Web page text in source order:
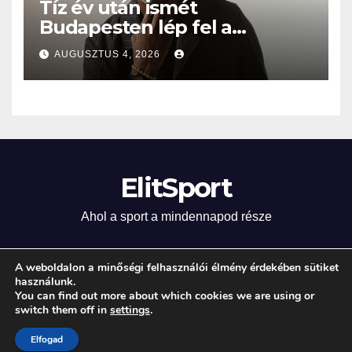
Tíz év után ismét
Budapesten lép fel a
Grammy-díjas világsztár
AUGUSZTUS 4, 2026
ElitSport
Ahol a sport a mindennapod része
Proudly powered by WordPress|Theme: Newsup byThemeansar
A weboldalon a minőségi felhasználói élmény érdekében sütiket
használunk.
You can find out more about which cookies we are using or
switch them off in settings.
Elfogad